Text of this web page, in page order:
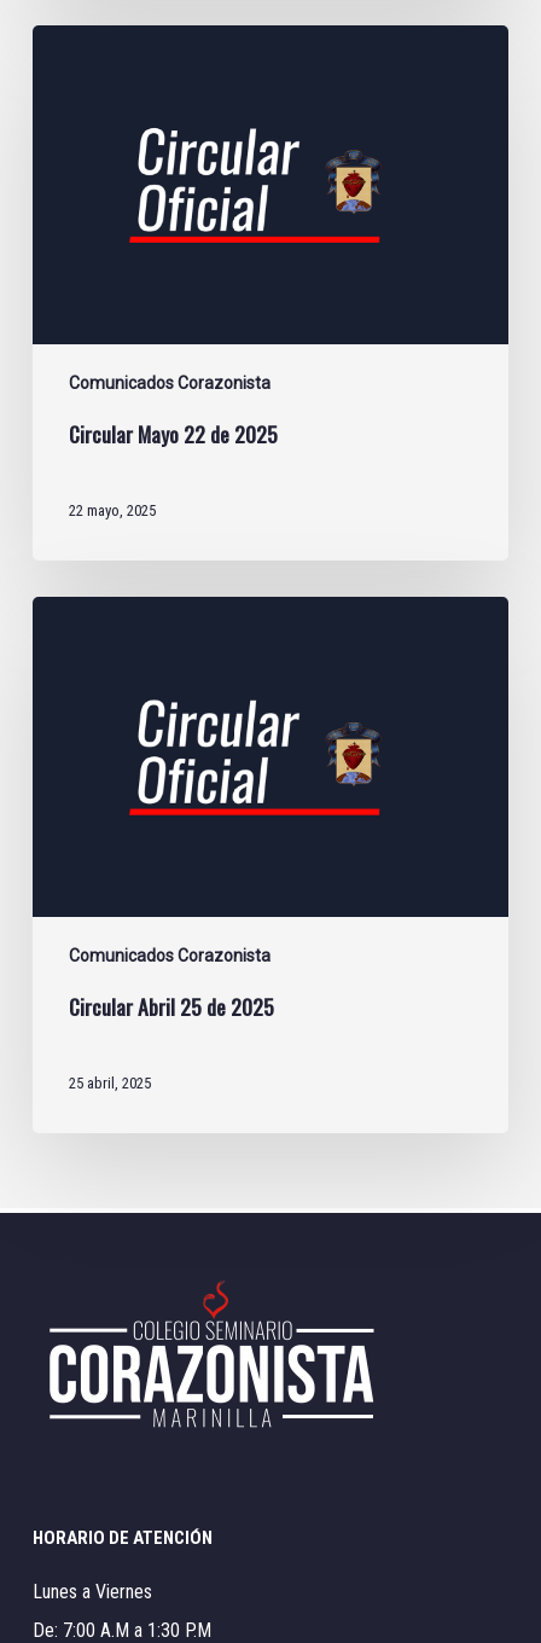
Comunicados Corazonista
Circular
Circular Mayo 22 de 2025
22 mayo, 2025
Comunicados Corazonista
Circular Abril 25 de 2025
25 abril, 2025
HORARIO DE ATENCIÓN
Lunes a Viernes
De: 7:00 A.M a 1:30 P.M